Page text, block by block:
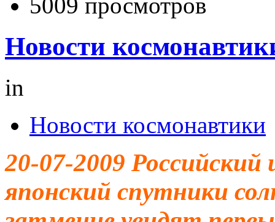
Новости
in
Новости космонавтики
20-07-2009 Российский
японский спутники